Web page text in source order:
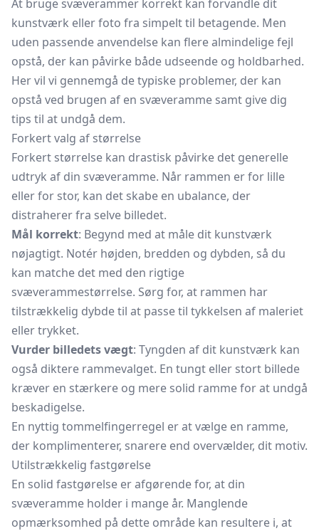
At bruge svæverammer korrekt kan forvandle dit
kunstværk eller foto fra simpelt til betagende. Men
uden passende anvendelse kan flere almindelige fejl
opstå, der kan påvirke både udseende og holdbarhed.
Her vil vi gennemgå de typiske problemer, der kan
opstå ved brugen af en svæveramme samt give dig
tips til at undgå dem.
Forkert valg af størrelse
Forkert størrelse kan drastisk påvirke det generelle
udtryk af din svæveramme. Når rammen er for lille
eller for stor, kan det skabe en ubalance, der
distraherer fra selve billedet.
Mål korrekt: Begynd med at måle dit kunstværk
nøjagtigt. Notér højden, bredden og dybden, så du
kan matche det med den rigtige
svæverammestørrelse. Sørg for, at rammen har
tilstrækkelig dybde til at passe til tykkelsen af maleriet
eller trykket.
Vurder billedets vægt: Tyngden af dit kunstværk kan
også diktere rammevalget. En tungt eller stort billede
kræver en stærkere og mere solid ramme for at undgå
beskadigelse.
En nyttig tommelfingerregel er at vælge en ramme,
der komplimenterer, snarere end overvælder, dit motiv.
Utilstrækkelig fastgørelse
En solid fastgørelse er afgørende for, at din
svæveramme holder i mange år. Manglende
opmærksomhed på dette område kan resultere i, at